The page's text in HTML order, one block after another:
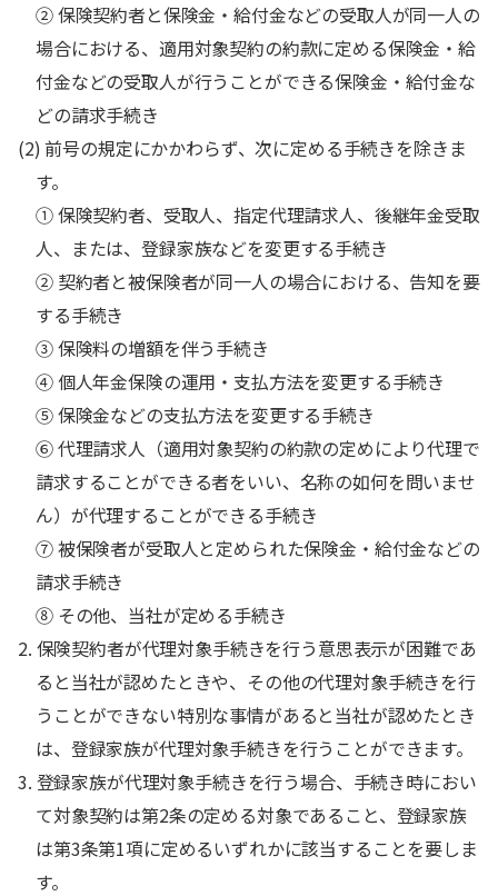
② 保険契約者と保険金・給付金などの受取人が同一人の
場合における、適用対象契約の約款に定める保険金・給
付金などの受取人が行うことができる保険金・給付金な
どの請求手続き
(2) 前号の規定にかかわらず、次に定める手続きを除きま
す。
① 保険契約者、受取人、指定代理請求人、後継年金受取
人、または、登録家族などを変更する手続き
② 契約者と被保険者が同一人の場合における、告知を要
する手続き
③ 保険料の増額を伴う手続き
④ 個人年金保険の運用・支払方法を変更する手続き
⑤ 保険金などの支払方法を変更する手続き
⑥ 代理請求人（適用対象契約の約款の定めにより代理で
請求することができる者をいい、名称の如何を問いませ
ん）が代理することができる手続き
⑦ 被保険者が受取人と定められた保険金・給付金などの
請求手続き
⑧ その他、当社が定める手続き
2. 保険契約者が代理対象手続きを行う意思表示が困難であ
ると当社が認めたときや、その他の代理対象手続きを行
うことができない特別な事情があると当社が認めたとき
は、登録家族が代理対象手続きを行うことができます。
3. 登録家族が代理対象手続きを行う場合、手続き時におい
て対象契約は第2条の定める対象であること、登録家族
は第3条第1項に定めるいずれかに該当することを要しま
す。